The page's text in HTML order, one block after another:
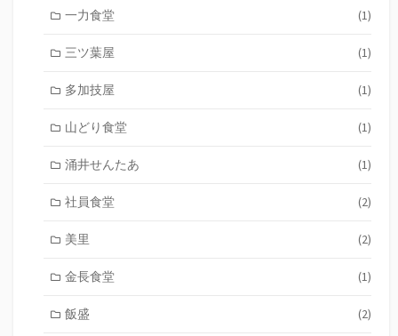
一力食堂 (1)
三ツ葉屋 (1)
多加技屋 (1)
山どり食堂 (1)
涌井せんたあ (1)
社員食堂 (2)
美里 (2)
金長食堂 (1)
飯盛 (2)